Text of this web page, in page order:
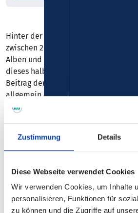
Zustimmung Details
Diese Webseite verwendet Cookies
Wir verwenden Cookies, um Inhalte
personalisieren, Funktionen für
zu können und die Zugriffe auf
Hinter der Band liegen 55 Jahre mit
zwischen 200 und 250 Auftritten pro
Alben und mehr als 450 Songs sind
dieses halben Jahrhunderts
Beitrag der Band zum Erhalt der
allgemein anerkannt und viele
Fundus sind schon längst zu
haben gar bereits den Status von
Einlass: 18.30 Uhr
Beginn: 20.00 Uhr